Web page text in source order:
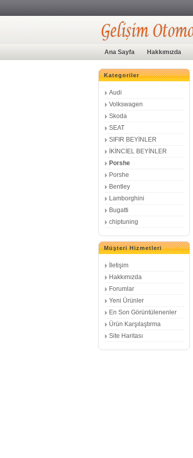
Ana Sayfa Hakkımızda
Kategoriler
Audi
Volkswagen
Skoda
SEAT
SIFIR BEYİNLER
İKİNCİEL BEYİNLER
Porshe
Porshe
Bentley
Lamborghini
Bugatti
chiptuning
Müşteri Hizmetleri
İletişim
Hakkımızda
Forumlar
Yeni Ürünler
En Son Görüntülenenler
Ürün Karşılaştırma
Site Haritası